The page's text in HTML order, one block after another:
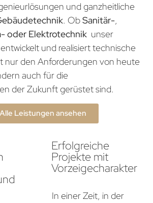
und ganzheitliche
. ObSanitär-,
oder Elektrotechnik unser
und realisiert technische
nur den Anforderungen von heute
auch für die
der Zukunft gerüstet sind.
Alle Leistungen ansehen
Erfolgreiche
Projekte mit
Vorzeigecharakter
In einer Zeit, in der